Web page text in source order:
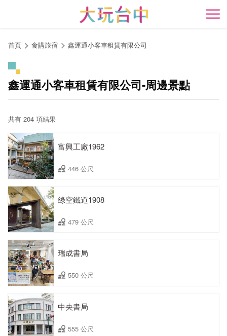
開
首頁 食購旅宿 鑫運通小客車租賃有限公司
鑫運通小客車租賃有限公司-周邊景點
共有 204 項結果
富興工廠1962
446 公尺
綠空鐵道1908
479 公尺
瑞成書局
550 公尺
中央書局
555 公尺